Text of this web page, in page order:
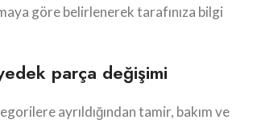
göre belirlenerek tarafınıza bilgi
parça değişimi
ayrıldığından tamir, bakım ve